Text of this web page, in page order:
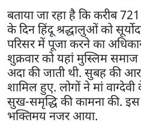
बताया जा रहा है कि करीब
के दिन हिंदू श्रद्धालुओं को
परिसर में पूजा करने का
शुक्रवार को यहां मुस्लिम
अदा की जाती थी. सुबह की
शामिल हुए. लोगों ने मां
सुख-समृद्धि की कामना की. इस
भक्तिमय नजर आया.